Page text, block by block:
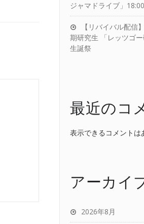
ジャマドライブ」
【リバイバル配信
期研究生 「レッツゴ
生誕祭
最近のコ
表示できるコメントは
アーカイ
2026年8月